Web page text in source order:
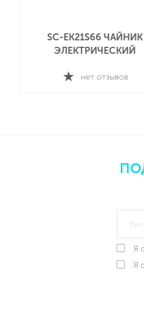
SC-EK27G107
нет
Я
Я